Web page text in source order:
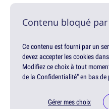
Contenu bloqué
Ce contenu est fourni par un
devez accepter les cookies
Modifiez ce choix à tout
de la Confidentialité" en bas de
Gérer mes choix